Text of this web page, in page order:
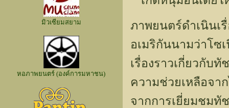
มิวเซียมสยาม
หอภาพยนตร์ (องค์การมหาชน)
ภาพยนตร์ดำเนินเ
อเมริกันนามว่าโซ
เรื่องราวเกี่ยวกับ
ความช่วยเหลือจา
จากการเยี่ยมชมทั